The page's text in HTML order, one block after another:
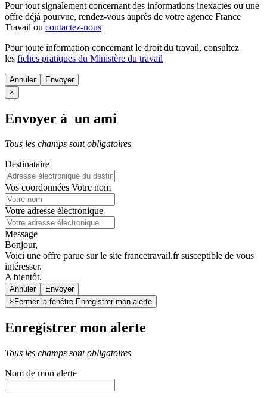
Pour tout signalement concernant des informations inexactes ou une
offre déjà pourvue, rendez-vous auprès de votre agence France
Travail ou contactez-nous
Pour toute information concernant le droit du travail, consultez
les fiches pratiques du Ministère du travail
Annuler
×
Envoyer à un ami
Tous les champs sont obligatoires
Destinataire
Vos coordonnées Votre nom
Votre adresse électronique
Message
Bonjour,
Voici une offre parue sur le site francetravail.fr susceptible de vous
intéresser.
A bientôt.
Annuler
× Fermer la fenêtre Enregistrer mon alerte
Enregistrer mon alerte
Tous les champs sont obligatoires
Nom de mon alerte